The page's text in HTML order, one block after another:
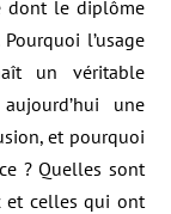
dont le diplôme
l’usage
un véritable
une
et pourquoi
? Quelles sont
et celles qui ont